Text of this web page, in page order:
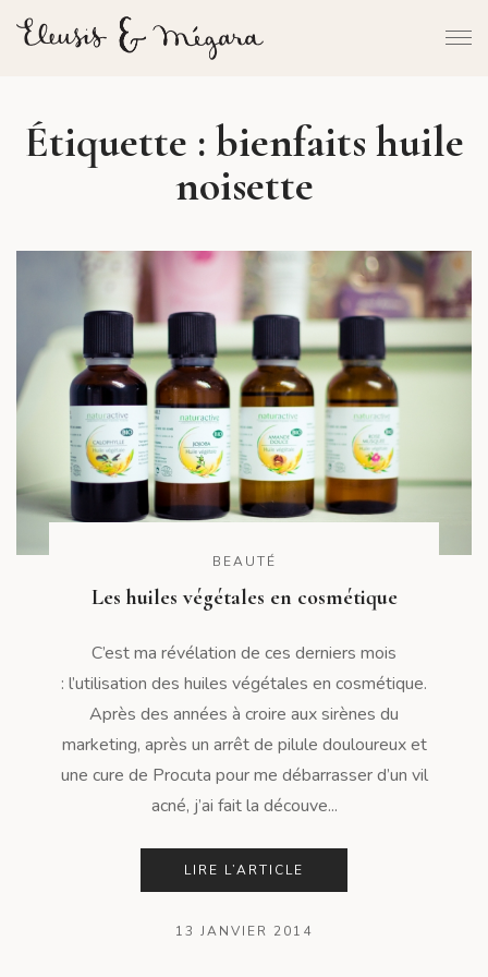
Étiquette : bienfaits huile
noisette
BEAUTÉ
Les huiles végétales en cosmétique
C’est ma révélation de ces derniers mois
: l’utilisation des huiles végétales en cosmétique.
Après des années à croire aux sirènes du
marketing, après un arrêt de pilule douloureux et
une cure de Procuta pour me débarrasser d’un vil
acné, j’ai fait la découve...
LIRE L’ARTICLE
13 JANVIER 2014